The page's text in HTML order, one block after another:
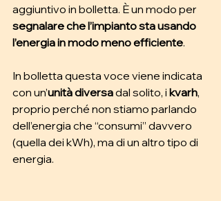
aggiuntivo in bolletta. È un modo per
segnalare che l’impianto sta usando
l’energia in modo meno efficiente.
In bolletta questa voce viene indicata
con un’unità diversa dal solito, i kvarh,
proprio perché non stiamo parlando
dell’energia che “consumi” davvero
(quella dei kWh), ma di un altro tipo di
energia.